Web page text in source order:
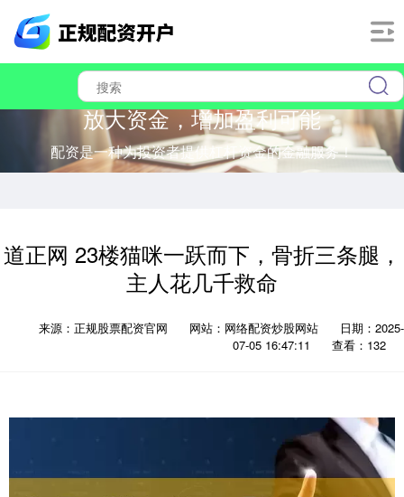
放大资金，增加盈利可能
配资是一种为投资者提供杠杆资金的金融服务！
道正网 23楼猫咪一跃而下，骨折三条腿，
主人花几千救命
来源：正规股票配资官网 网站：网络配资炒股网站
日期：2025-
07-05 16:47:11
查看：132